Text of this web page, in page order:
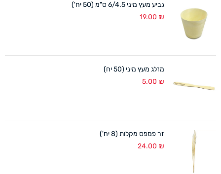
גביע מעץ מיני 6/4.5 ס"מ (50 יח')
19.00 ₪
מזלג מעץ מיני (50 יח)
5.00 ₪
זר פמפס מקלות (8 יח')
24.00 ₪